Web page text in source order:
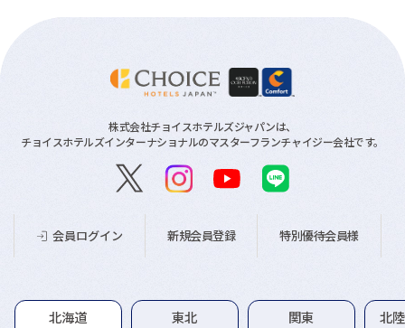
株式会社チョイスホテルズジャパンは、
チョイスホテルズインターナショナルのマスターフランチャイジー会社です。
会員ログイン 新規会員登録 特別優待会員様
グループホテル一覧
北海道 東北 関東 北